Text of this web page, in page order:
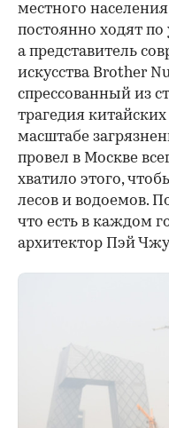
местного
постоянно ходят
а представитель
искусства Brother
спрессованный из
трагедия
масштабе
провел в Москве
хватило этого,
лесов и водоемов.
что есть в каждом
архитектор Пэй